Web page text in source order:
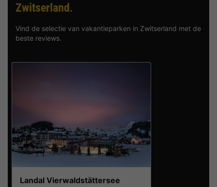
Zwitserland.
Vind de selectie van vakantieparken in Zwitserland met de
beste reviews.
Landal Vierwaldstättersee